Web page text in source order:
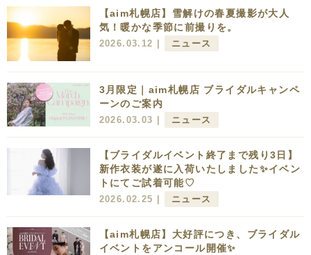
【aim札幌店】雪解けの春夏撮影が大人
気！暖かな季節に前撮りを。
2026.03.12 | ニュース
3月限定｜aim札幌店 ブライダルキャンペ
ーンのご案内
2026.03.03 | ニュース
【ブライダルイベント終了まで残り3日】
新作衣装が遂に入荷いたしました✨イベン
トにてご試着可能♡
2026.02.25 | ニュース
【aim札幌店】大好評につき、ブライダル
イベントをアンコール開催✨